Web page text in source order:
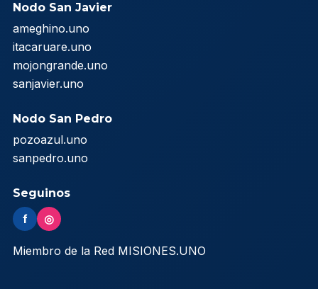
Nodo San Javier
ameghino.uno
itacaruare.uno
mojongrande.uno
sanjavier.uno
Nodo San Pedro
pozoazul.uno
sanpedro.uno
Seguinos
f ◎
Miembro de la Red MISIONES.UNO